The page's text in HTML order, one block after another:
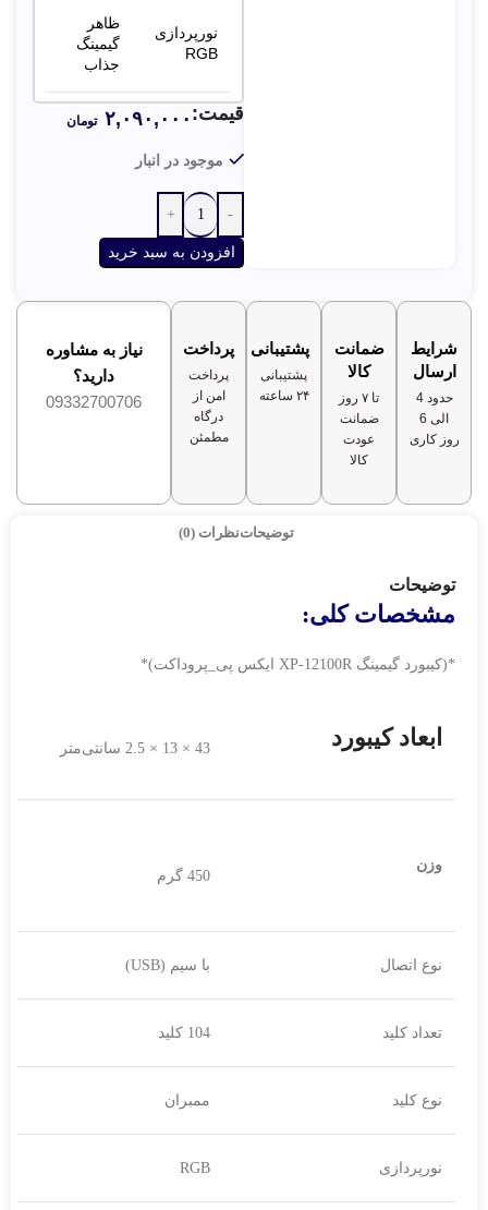
نورپردازی
RGB
ظاهر
گیمینگ
جذاب
مناسب
مقاومت در
برابر
پاشش آب
بیشتر
موجود در انبار
افزودن به سبد خرید
قیمت: ۲,۰۹۰,۰۰۰ تومان
شرایط
ارسال
حدود 4
الی 6
روز کاری
ضمانت
کالا
تا ۷ روز
ضمانت
عودت
کالا
پشتیبانی
پشتیبانی
۲۴ ساعته
پرداخت
پرداخت
امن از
درگاه
مطمئن
نیاز به مشاوره
دارید؟
09332700706
توضیحاتنظرات (0)
توضیحات
مشخصات کلی:
*(کیبورد گیمینگ XP-12100R ایکس پی_پروداکت)*
ابعاد کیبورد 43 × 13 × 2.5 سانتی‌متر
وزن
450 گرم
نوع اتصال با سیم (USB)
تعداد کلید 104 کلید
نوع کلید ممبران
نورپردازی RGB